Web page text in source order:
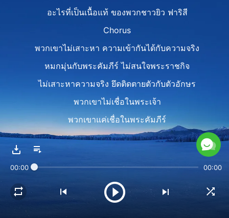
อะไรที่เป็นเนื้อแท้ ของพวกชาวยิว ฟาริสี
Chorus
พวกเขาไม่เสาะหา ความเข้ากันได้กับความจริง
หมกมุ่นกับพระคัมภีร์ ไม่สนใจพระราชกิจ
ไม่เสาะหาความจริง ยึดติดตายตัวกับตัวอักษร
พวกเขาไม่เชื่อในพระเจ้า
พวกเขาแค่เชื่อในพระคัมภีร์
Verse 2
ตรึงกางเขนพระเยซู เพื่อปกป้องพระคัมภีร์
00:00 00:00